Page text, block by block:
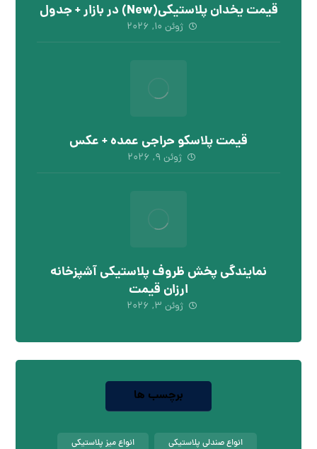
قیمت یخدان پلاستیکی(New) در بازار + جدول
ژوئن ۱۰, ۲۰۲۶
قیمت پلاسکو حراجی عمده + عکس
ژوئن ۹, ۲۰۲۶
نمایندگی پخش ظروف پلاستیکی آشپزخانه
ارزان قیمت
ژوئن ۳, ۲۰۲۶
برچسب ها
انواع صندلی پلاستیکی انواع میز پلاستیکی